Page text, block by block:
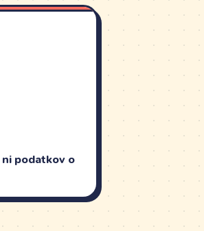
ni podatkov o